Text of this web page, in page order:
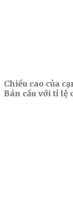
Chiều cao của
Bán cầu với tỉ lệ